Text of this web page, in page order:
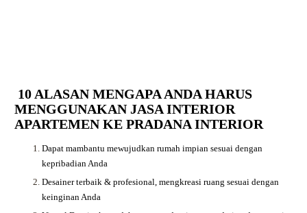
10 ALASAN MENGAPA ANDA HARUS
MENGGUNAKAN JASA INTERIOR
APARTEMEN KE PRADANA INTERIOR
Dapat mambantu mewujudkan rumah impian sesuai dengan
kepribadian Anda
Desainer terbaik & profesional, mengkreasi ruang sesuai dengan
keinginan Anda